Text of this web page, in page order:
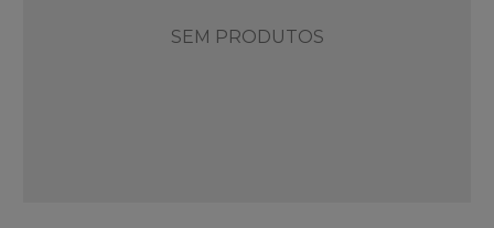
SEM PRODUTOS